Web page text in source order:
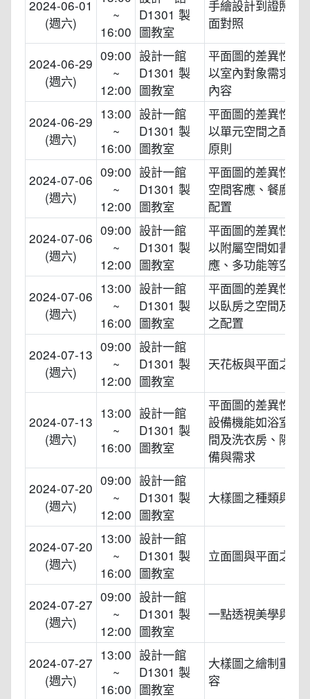
2024-06-01
(週六)
~
16:00
D1301 製
圖教室
手繪設計到證照繪
面對照
2024-06-29
(週六)
09:00
~
12:00
設計一館
D1301 製
圖教室
平面圖的差異性的
以室內對象需求分
內容
2024-06-29
(週六)
13:00
~
16:00
設計一館
D1301 製
圖教室
平面圖的差異性的
以單元空間之配置
原則
2024-07-06
(週六)
09:00
~
12:00
設計一館
D1301 製
圖教室
平面圖的差異性的
空間客應、餐廚的
配置
2024-07-06
(週六)
09:00
~
12:00
設計一館
D1301 製
圖教室
平面圖的差異性的
以附屬空間如書房
應、多功能等空間
2024-07-06
(週六)
13:00
~
16:00
設計一館
D1301 製
圖教室
平面圖的差異性的
以臥房之空間及主
之配置
2024-07-13
(週六)
09:00
~
12:00
設計一館
D1301 製
圖教室
天花板與平面之內
2024-07-13
(週六)
13:00
~
16:00
設計一館
D1301 製
圖教室
平面圖的差異性的
設備機能如浴室無
間及洗衣房、陽台
備與需求
2024-07-20
(週六)
09:00
~
12:00
設計一館
D1301 製
圖教室
大樣圖之種類與構
2024-07-20
(週六)
13:00
~
16:00
設計一館
D1301 製
圖教室
立面圖與平面之內
2024-07-27
(週六)
09:00
~
12:00
設計一館
D1301 製
圖教室
一點透視美學與繪
2024-07-27
(週六)
13:00
~
16:00
設計一館
D1301 製
圖教室
大樣圖之繪制重要
容